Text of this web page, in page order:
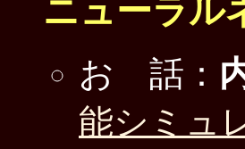
ニューラル
お 話：
能シミュ